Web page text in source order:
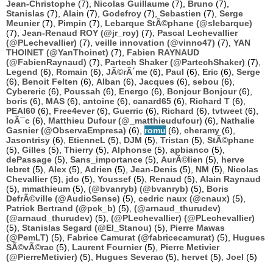
Jean-Christophe (7), Nicolas Guillaume (7), Bruno (7),
Stanislas (7), Alain (7), Godefroy (7), Sebastien (7), Serge
Meunier(7), Pimpin (7), Lebarque StÃ©phane (@slebarque)
(7), Jean-Renaud ROY (@jr_roy) (7), Pascal Lechevallier
(@PLechevallier) (7), veille innovation (@vinno47) (7), YAN
THOINET (@YanThoinet) (7), Fabien RAYNAUD
(@FabienRaynaud) (7), Partech Shaker (@PartechShaker) (7),
Legend (6), Romain (6), JÃ©rÃ´me (6), Paul (6), Eric (6), Serge
(6), Benoit Felten (6), Alban (6), Jacques (6), sebou (6),
Cybereric (6), Poussah (6), Energo (6), Bonjour Bonjour(6),
boris (6), MAS (6), antoine (6), canard65 (6), Richard T (6),
PEAI60 (6), Free4ever(6), Guerric (6), Richard (6), tvtweet (6),
loÃ¯c (6), Matthieu Dufour (@_matthieudufour) (6), Nathalie
Gasnier (@ObservaEmpresa) (6), romu (6), cheramy (6),
Jasontrisy (6), EtienneL (5), DJM (5), Tristan (5), StÃ©phane
(5), Gilles (5), Thierry (5), Alphonse (5), apbianco (5),
dePassage (5), Sans_importance (5), AurÃ©lien (5), herve
lebret (5), Alex (5), Adrien (5), Jean-Denis (5), NM (5), Nicolas
Chevallier(5), jdo (5), Youssef (5), Renaud (5), Alain Raynaud
(5), mmathieum (5), (@bvanryb) (@bvanryb) (5), Boris
DefrÃ©ville (@AudioSense) (5), cedric naux (@cnaux) (5),
Patrick Bertrand (@pck_b) (5), (@arnaud_thurudev)
(@arnaud_thurudev) (5), (@PLechevallier) (@PLechevallier)
(5), Stanislas Segard (@El_Stanou) (5), Pierre Mawas
(@PemLT) (5), Fabrice Camurat (@fabricecamurat) (5), Hugues
SÃ©vÃ©rac (5), Laurent Fournier(5), Pierre Metivier
(@PierreMetivier) (5), Hugues Severac (5), hervet (5), Joel (5)